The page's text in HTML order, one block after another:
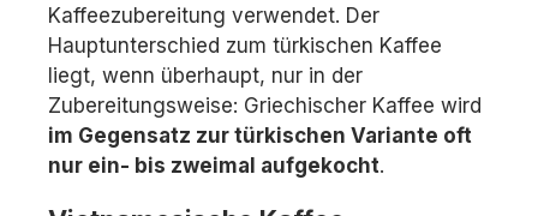
Kaffeezubereitung verwendet. Der
Hauptunterschied zum türkischen Kaffee
liegt, wenn überhaupt, nur in der
Zubereitungsweise: Griechischer Kaffee wird
im Gegensatz zur türkischen Variante oft
nur ein- bis zweimal aufgekocht.